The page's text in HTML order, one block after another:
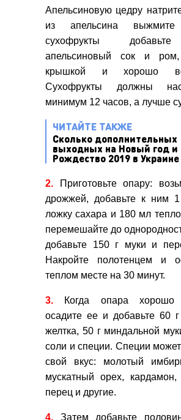
Апельсиновую цедру
из апельсина
сухофрукты
апельсиновый сок и ром,
крышкой и хорошо
Сухофрукты должны
минимум 12 часов, а лучше
ЧИТАЙТЕ ТАКЖЕ
Сколько дополнительных
выходных на Новый год и
Рождество 2019 в Украине
2.
Приготовьте опару:
дрожжей, добавьте к ним
ложку сахара и 180 мл
перемешайте до
добавьте 150 г муки и
Накройте полотенцем и
теплом месте на 30 минут.
3.
Когда опара хорошо
осадите ее и добавьте 60
желтка, 50 г миндальной
соли и специи. Специи
свой вкус: молотый
мускатный орех,
перец и другие.
4. Затем добавьте